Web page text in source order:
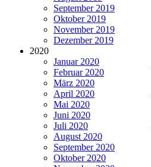
September 2019
Oktober 2019
November 2019
Dezember 2019
2020
Januar 2020
Februar 2020
März 2020
April 2020
Mai 2020
Juni 2020
Juli 2020
August 2020
September 2020
Oktober 2020